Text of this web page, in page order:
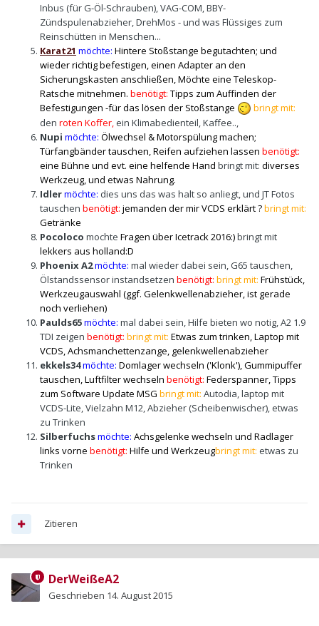
Inbus (für G-Öl-Schrauben), VAG-COM, BBY-
Zündspulenabzieher, DrehMos - und was Flüssiges zum
Reinschütten in Menschen...
Karat21 möchte: Hintere Stoßstange begutachten; und
wieder richtig befestigen, einen Adapter an den
Sicherungskasten anschließen, Möchte eine Teleskop-
Ratsche mitnehmen. benötigt: Tipps zum Auffinden der
Befestigungen -für das lösen der Stoßstange
bringt mit:
den roten Koffer, ein Klimabedienteil, Kaffee..,
Nupi möchte: Ölwechsel & Motorspülung machen;
Türfangbänder tauschen, Reifen aufziehen lassen benötigt:
eine Bühne und evt. eine helfende Hand bringt mit: diverses
Werkzeug, und etwas Nahrung.
Idlermöchte: dies uns das was halt so anliegt, und JT Fotos
tauschen benötigt: jemanden der mir VCDS erklärt ?bringt mit:
Getränke
Pocoloco mochte Fragen über Icetrack 2016:)bringt mit
lekkers aus holland:D
Phoenix A2möchte: mal wieder dabei sein, G65 tauschen,
Ölstandssensor instandsetzen benötigt: bringt mit: Frühstück,
Werkzeugauswahl (ggf. Gelenkwellenabzieher, ist gerade
noch verliehen)
Paulds65möchte: mal dabei sein, Hilfe bieten wo notig, A2 1.9
TDI zeigen benötigt: bringt mit: Etwas zum trinken, Laptop mit
VCDS, Achsmanchettenzange, gelenkwellenabzieher
ekkels34möchte: Domlager wechseln ('Klonk'), Gummipuffer
tauschen, Luftfilter wechseln benötigt: Federspanner, Tipps
zum Software Update MSG bringt mit: Autodia, laptop mit
VCDS-Lite, Vielzahn M12, Abzieher (Scheibenwischer), etwas
zu Trinken
Silberfuchsmöchte: Achsgelenke wechseln und Radlager
links vorne benötigt: Hilfe und Werkzeugbringt mit: etwas zu
Trinken
Zitieren
DerWeißeA2
Geschrieben 14. August 2015